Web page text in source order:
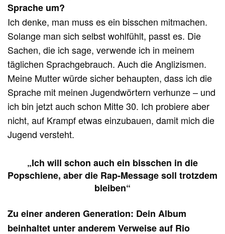
Sprache um?
Ich denke, man muss es ein bisschen mitmachen.
Solange man sich selbst wohlfühlt, passt es. Die
Sachen, die ich sage, verwende ich in meinem
täglichen Sprachgebrauch. Auch die Anglizismen.
Meine Mutter würde sicher behaupten, dass ich die
Sprache mit meinen Jugendwörtern verhunze – und
ich bin jetzt auch schon Mitte 30. Ich probiere aber
nicht, auf Krampf etwas einzubauen, damit mich die
Jugend versteht.
„Ich will schon auch ein bisschen in die
Popschiene, aber die Rap-Message soll trotzdem
bleiben“
Zu einer anderen Generation: Dein Album
beinhaltet unter anderem Verweise auf Rio